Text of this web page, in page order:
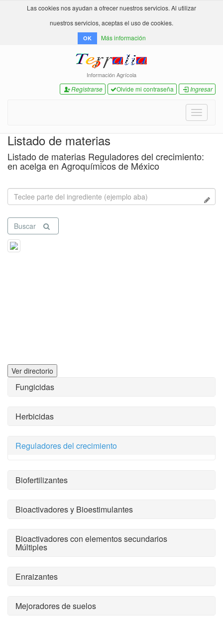
Las cookies nos ayudan a ofrecer nuestros servicios. Al utilizar
nuestros servicios, aceptas el uso de cookies.
OK Más información
Información Agrícola
Registrarse Olvide mi contraseña Ingresar
Toggle
Listado de materias
Listado de materias Reguladores del crecimiento:
en acelga en Agroquímicos de México
Buscar
Ver directorio
Fungicidas
Herbicidas
Reguladores del crecimiento
Biofertilizantes
Bioactivadores y Bioestimulantes
Bioactivadores con elementos secundarios
Múltiples
Enraizantes
Mejoradores de suelos